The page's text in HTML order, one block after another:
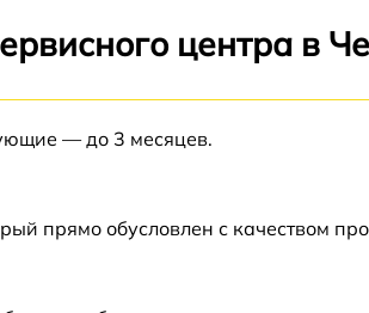
от 60 мин
центра в
— до 3 месяцев.
прямо обусловлен с качеством